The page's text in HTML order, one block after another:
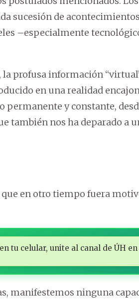
sucesión de
–especialmente
profusa información
en una realidad
permanente y constante,
también nos ha deparado a
en otro tiempo fuera
tu celular, unite al canal de ÚH
manifestemos ninguna